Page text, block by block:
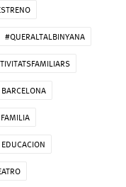
#QUERALTALBINYANA
BARCELONA
EDUCACION